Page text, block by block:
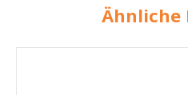
Ähnliche